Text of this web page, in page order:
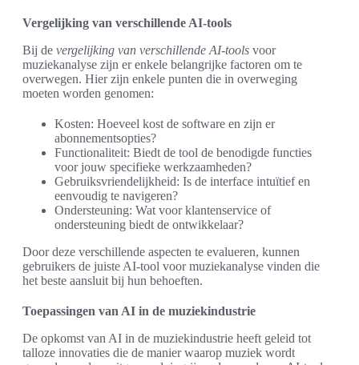
Vergelijking van verschillende AI-tools
Bij de vergelijking van verschillende AI-tools voor
muziekanalyse zijn er enkele belangrijke factoren om te
overwegen. Hier zijn enkele punten die in overweging
moeten worden genomen:
Kosten: Hoeveel kost de software en zijn er
abonnementsopties?
Functionaliteit: Biedt de tool de benodigde functies
voor jouw specifieke werkzaamheden?
Gebruiksvriendelijkheid: Is de interface intuïtief en
eenvoudig te navigeren?
Ondersteuning: Wat voor klantenservice of
ondersteuning biedt de ontwikkelaar?
Door deze verschillende aspecten te evalueren, kunnen
gebruikers de juiste AI-tool voor muziekanalyse vinden die
het beste aansluit bij hun behoeften.
Toepassingen van AI in de muziekindustrie
De opkomst van AI in de muziekindustrie heeft geleid tot
talloze innovaties die de manier waarop muziek wordt